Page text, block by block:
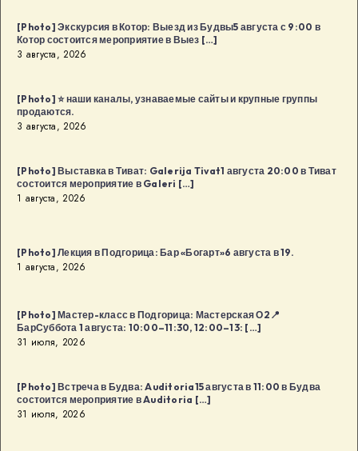
[Photo] Экскурсия в Котор: Выезд из Будвы5 августа с 9:00 в
Котор состоится мероприятие в Выез […]
3 августа, 2026
[Photo] ⭐️ наши каналы, узнаваемые сайты и крупные группы
продаются.
3 августа, 2026
[Photo] Выставка в Тиват: Galerija Tivat1 августа 20:00 в Тиват
состоится мероприятие в Galeri […]
1 августа, 2026
[Photo] Лекция в Подгорица: Бар «Богарт»6 августа в 19.
1 августа, 2026
[Photo] Мастер-класс в Подгорица: Мастерская О2📍
БарСуббота 1 августа: 10:00–11:30, 12:00–13: […]
31 июля, 2026
[Photo] Встреча в Будва: Auditoria15 августа в 11:00 в Будва
состоится мероприятие в Auditoria […]
31 июля, 2026